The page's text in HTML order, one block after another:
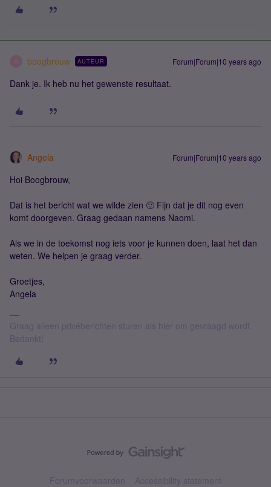
boogbrouw AUTEUR Forum|Forum|10 years ago
Dank je. Ik heb nu het gewenste resultaat.
Angela Forum|Forum|10 years ago
Hoi Boogbrouw,
Dat is het bericht wat we wilde zien 🙂 Fijn dat je dit nog even
komt doorgeven. Graag gedaan namens Naomi.
Als we in de toekomst nog iets voor je kunnen doen, laat het dan
weten. We helpen je graag verder.
Groetjes,
Angela
Graag alleen privéberichten sturen als hier om gevraagd wordt.
Bedankt!
Forumvoorwaarden Accessibility statement